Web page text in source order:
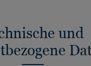
und